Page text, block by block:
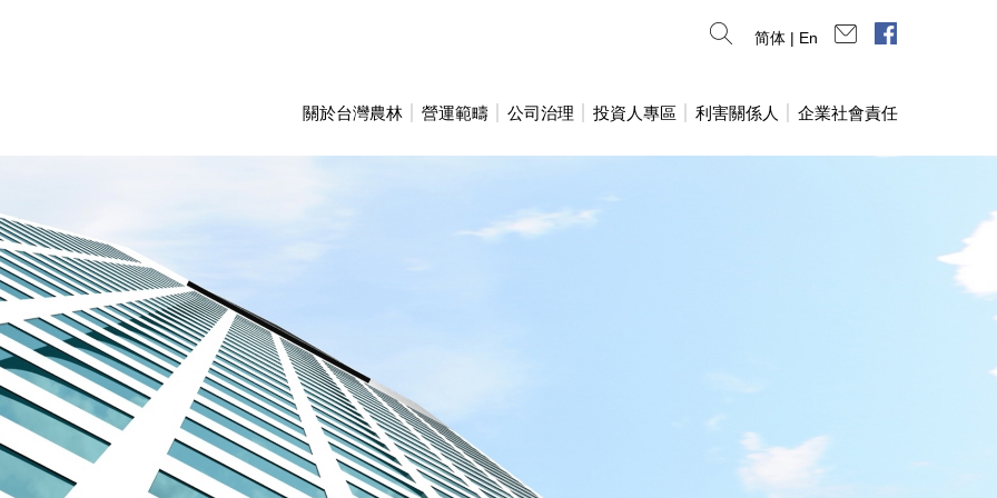
關於台灣農林 營運範疇 公司治理 投資人專區 利害關係人 企業社會責任
简体 | En
連絡我們臉書專頁